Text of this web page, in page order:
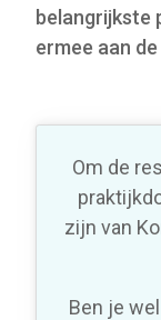
belangrijkste
ermee aan
Om de
zijn van
Ben je